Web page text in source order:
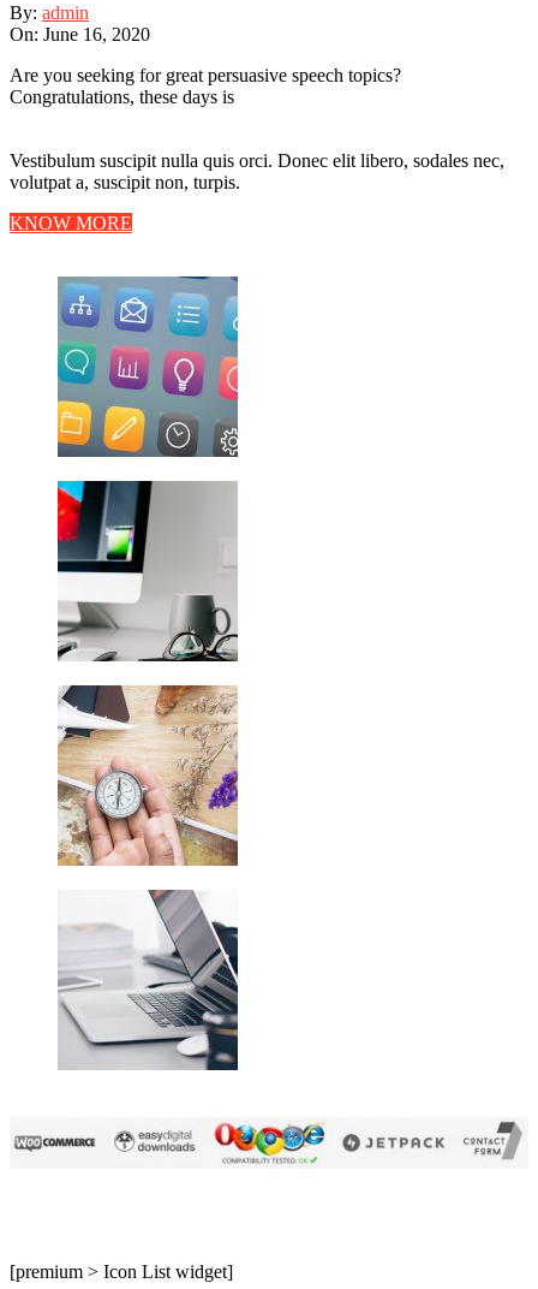
By: admin
On: June 16, 2020
Are you seeking for great persuasive speech topics?
Congratulations, these days is
Vestibulum suscipit nulla quis orci. Donec elit libero, sodales nec,
volutpat a, suscipit non, turpis.
KNOW MORE
[premium > Icon List widget]